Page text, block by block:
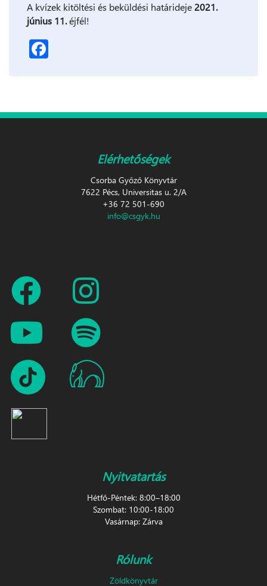
A kvízek kitöltési és beküldési határideje 2021.
június 11.éjfél!
Elérhetőségek
Csorba Győző Könyvtár
7622 Pécs, Universitas u. 2/A
+36 72 501-690
info@csgyk.hu
Nyitvatartás
Hétfő-Péntek: 8:00–18:00
Szombat: 10:00-18:00
Vasárnap: Zárva
Rólunk
Zöldkönyvtár